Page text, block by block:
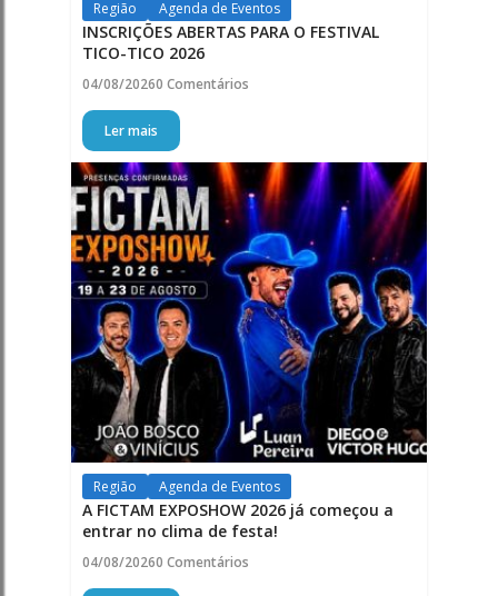
Região Agenda de Eventos
INSCRIÇÕES ABERTAS PARA O FESTIVAL
TICO-TICO 2026
04/08/20260 Comentários
Ler mais
Região Agenda de Eventos
A FICTAM EXPOSHOW 2026 já começou a
entrar no clima de festa!
04/08/20260 Comentários